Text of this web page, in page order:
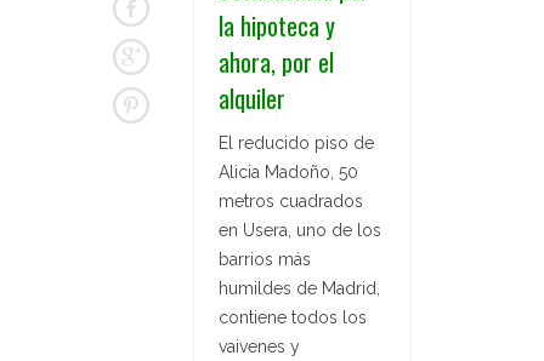
la hipoteca y
ahora, por el
alquiler
El reducido piso de
Alicia Madoño, 50
metros cuadrados
en Usera, uno de los
barrios más
humildes de Madrid,
contiene todos los
vaivenes y